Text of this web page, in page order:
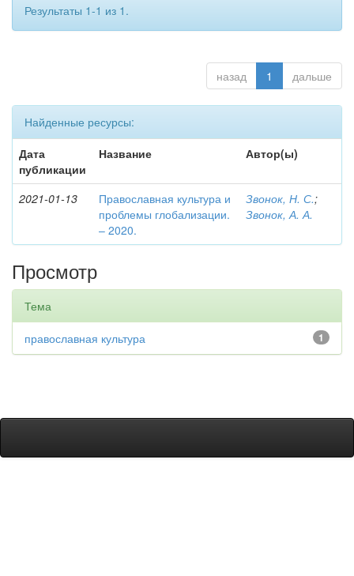
Результаты 1-1 из 1.
назад 1 дальше
Найденные ресурсы:
Дата
публикации
Название Автор(ы)
2021-01-13
Православная культура и
проблемы глобализации.
– 2020.
Звонок, Н. С.;
Звонок, А. А.
Просмотр
Тема
1
православная культура